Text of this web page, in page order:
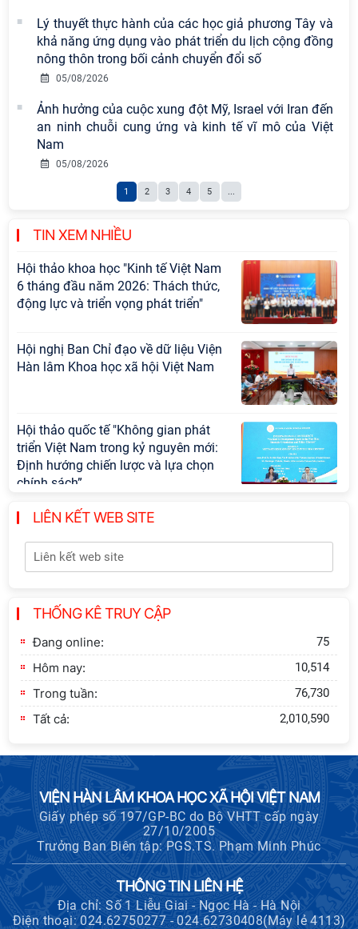
Lý thuyết thực hành của các học giả phương Tây và
khả năng ứng dụng vào phát triển du lịch cộng đồng
nông thôn trong bối cảnh chuyển đổi số
05/08/2026
Ảnh hưởng của cuộc xung đột Mỹ, Israel với Iran đến
an ninh chuỗi cung ứng và kinh tế vĩ mô của Việt
Nam
05/08/2026
1 2 3 4 5 ...
TIN XEM NHIỀU
giai đoạn phát triển mới
Hội thảo khoa học quốc tế “Không
gian phát triển Việt Nam trong kỷ
và lựa chọn chính sách” sẽ diễn ra
vào thứ ba, ngày 28/7/2026
Hội nghị Lãnh đạo Viện Hàn lâm
Khoa học xã hội Việt Nam làm việc
với Ban Chủ nhiệm các Chương trình
cấp Bộ
Hội thảo khoa học "Kinh tế Việt Nam
6 tháng đầu năm 2026: Thách thức,
động lực và triển vọng phát triển"
Hội nghị Ban Chỉ đạo về dữ liệu Viện
Hàn lâm Khoa học xã hội Việt Nam
Hội thảo quốc tế "Không gian phát
triển Việt Nam trong kỷ nguyên mới:
Định hướng chiến lược và lựa chọn
chính sách”
Thông báo bổ sung về việc tuyển
năm 2026
xây dựng Thành Nhà Hồ ở núi An
LIÊN KẾT WEB SITE
THỐNG KÊ TRUY CẬP
Đang online: 75
Hôm nay: 10,514
Trong tuần: 76,730
Tất cả: 2,010,590
VIỆN HÀN LÂM KHOA HỌC XÃ HỘI VIỆT NAM
Giấy phép số 197/GP-BC do Bộ VHTT cấp ngày
27/10/2005
Trưởng Ban Biên tập: PGS.TS. Phạm Minh Phúc
THÔNG TIN LIÊN HỆ
Địa chỉ: Số 1 Liễu Giai - Ngọc Hà - Hà Nội
Điện thoại: 024.62750277 - 024.62730408(Máy lẻ 4113)